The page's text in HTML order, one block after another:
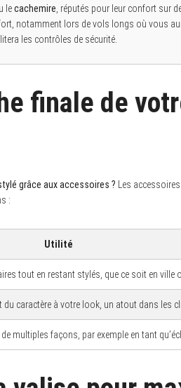
lecachemire , réputés pour leur confort sur
notamment lors de vols longs où vous
les contrôles de sécurité.
finale de
grâce aux accessoires ? Les
:
Utilité
tout en restant stylés, que ce soit en ville
caractère à votre look, un atout dans les
multiples façons, par exemple en tant